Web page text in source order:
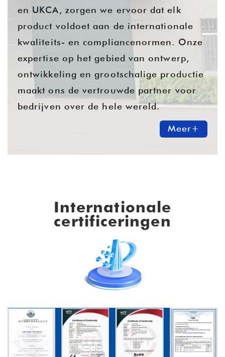
en UKCA, zorgen we ervoor dat elk
product voldoet aan de internationale
kwaliteits- en compliancenormen. Onze
expertise op het gebied van ontwerp,
ontwikkeling en grootschalige productie
maakt ons de vertrouwde partner voor
bedrijven over de hele wereld.
Meer+
Internationale
certificeringen